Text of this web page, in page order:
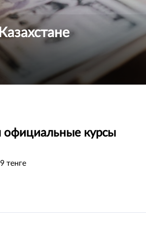
официальные курсы
тенге